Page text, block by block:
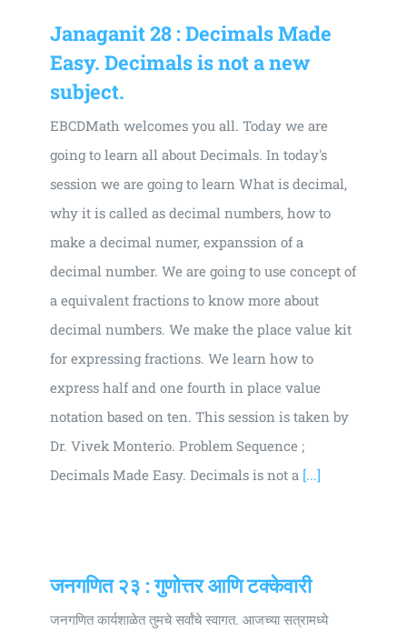
Janaganit 28 : Decimals Made
Easy. Decimals is not a new
subject.
EBCDMath welcomes you all. Today we are
going to learn all about Decimals. In today's
session we are going to learn What is decimal,
why it is called as decimal numbers, how to
make a decimal numer, expanssion of a
decimal number. We are going to use concept of
a equivalent fractions to know more about
decimal numbers. We make the place value kit
for expressing fractions. We learn how to
express half and one fourth in place value
notation based on ten. This session is taken by
Dr. Vivek Monterio. Problem Sequence ;
Decimals Made Easy. Decimals is not a [...]
जनगणित २३ : गुणोत्तर आणि टक्केवारी
जनगणित कार्यशाळेत तुमचे सर्वांचे स्वागत. आजच्या सत्रामध्ये